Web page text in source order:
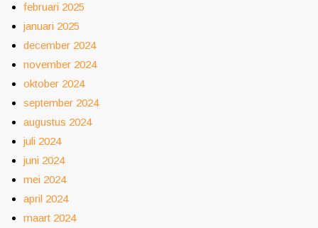
februari 2025
januari 2025
december 2024
november 2024
oktober 2024
september 2024
augustus 2024
juli 2024
juni 2024
mei 2024
april 2024
maart 2024